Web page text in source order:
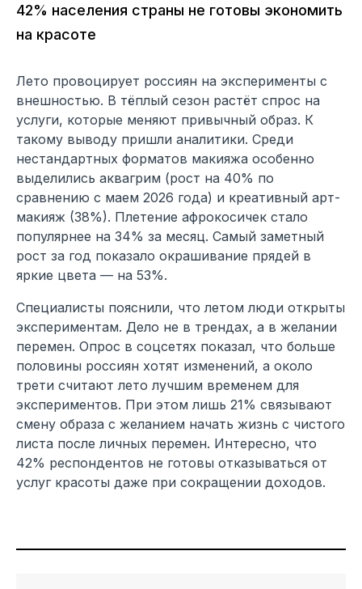
42% населения страны не готовы экономить
на красоте
Лето провоцирует россиян на эксперименты с
внешностью. В тёплый сезон растёт спрос на
услуги, которые меняют привычный образ. К
такому выводу пришли аналитики. Среди
нестандартных форматов макияжа особенно
выделились аквагрим (рост на 40% по
сравнению с маем 2026 года) и креативный арт-
макияж (38%). Плетение афрокосичек стало
популярнее на 34% за месяц. Самый заметный
рост за год показало окрашивание прядей в
яркие цвета — на 53%.
Специалисты пояснили, что летом люди открыты
экспериментам. Дело не в трендах, а в желании
перемен. Опрос в соцсетях показал, что больше
половины россиян хотят изменений, а около
трети считают лето лучшим временем для
экспериментов. При этом лишь 21% связывают
смену образа с желанием начать жизнь с чистого
листа после личных перемен. Интересно, что
42% респондентов не готовы отказываться от
услуг красоты даже при сокращении доходов.